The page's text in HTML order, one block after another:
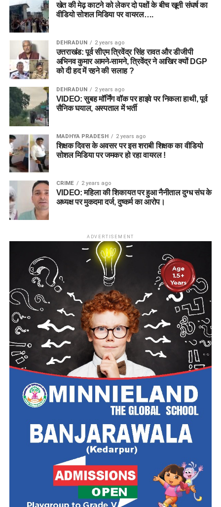
खेत की मेढ़ काटने को लेकर दो पक्षों के बीच खूनी संघर्ष का
वीडियो सोशल मिडिया पर वायरल….
DEHRADUN 2 years ago
उत्तराखंड: पूर्व सीएम त्रिवेंद्र सिंह रावत और डीजीपी
अभिनव कुमार आमने-सामने, त्रिवेंद्र ने आखिर क्यों DGP
को दी हद में रहने की सलाह ?
DEHRADUN 2 years ago
VIDEO: सुबह मॉर्निंग वॉक पर हाइवे पर निकला हाथी, पूर्व
सैनिक घयाल, अस्पताल में भर्ती
MADHYA PRADESH 2 years ago
शिक्षक दिवस के अवसर पर इस शराबी शिक्षक का वीडियो
सोशल मिडिया पर जमकर हो रहा वायरल !
CRIME 2 years ago
VIDEO: महिला की शिकायत पर हुआ नैनीताल दुग्ध संघ के
अध्यक्ष पर मुकदमा दर्ज, दुष्कर्म का आरोप।
ADVERTISEMENT